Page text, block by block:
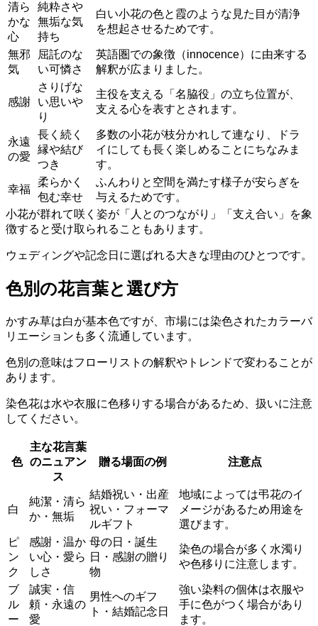
清ら
かな
心
純粋さや
無垢な気
持ち
白い小花の色と霞のような見た目が清浄
を想起させるためです。
無邪
気
屈託のな
い可憐さ
英語圏での象徴（innocence）に由来する
解釈が広まりました。
感謝
さりげな
い思いや
り
主役を支える「名脇役」の立ち位置が、
支える心を表すとされます。
永遠
の愛
長く続く
縁や結び
つき
多数の小花が枝分かれして連なり、ドラ
イにしても長く楽しめることにちなみま
す。
幸福
柔らかく
包む幸せ
ふんわりと空間を満たす様子が安らぎを
与えるためです。
小花が群れて咲く姿が「人とのつながり」「支え合い」を象
徴すると受け取られることもあります。
ウェディングや記念日に選ばれる大きな理由のひとつです。
色別の花言葉と選び方
かすみ草は白が基本色ですが、市場には染色されたカラーバ
リエーションも多く流通しています。
色別の意味はフローリストの解釈やトレンドで変わることが
あります。
染色花は水や衣服に色移りする場合があるため、扱いに注意
してください。
色
主な花言葉
のニュアン
ス
贈る場面の例 注意点
白
純潔・清ら
か・無垢
結婚祝い・出産
祝い・フォーマ
ルギフト
地域によっては弔花のイ
メージがあるため用途を
選びます。
ピ
ン
ク
感謝・温か
い心・愛ら
しさ
母の日・誕生
日・感謝の贈り
物
染色の場合が多く水濁り
や色移りに注意します。
ブ
ル
ー
誠実・信
頼・永遠の
愛
男性へのギフ
ト・結婚記念日
強い染料の個体は衣服や
手に色がつく場合があり
ます。